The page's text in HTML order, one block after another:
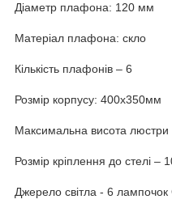
Діаметр плафона: 120 мм
Матеріал плафона: скло
Кількість плафонів – 6
Розмір корпусу: 400х350мм
Максимальна висота
Розмір кріплення до стелі –
Джерело світла - 6 лампочок